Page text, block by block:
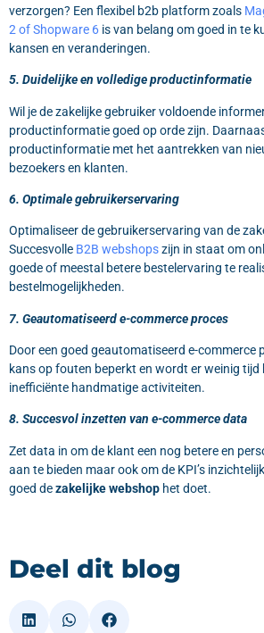
verzorgen? Een flexibel b2b platform zoals
2 of Shopware 6 is van belang om goed in te
kansen en veranderingen.
5. Duidelijke en volledige productinformatie
Wil je de zakelijke gebruiker voldoende
productinformatie goed op orde zijn.
productinformatie met het aantrekken van
bezoekers en klanten.
6. Optimale gebruikerservaring
Optimaliseer de gebruikerservaring van de
Succesvolle B2B webshopszijn in staat om
goede of meestal betere bestelervaring te
bestelmogelijkheden.
7. Geautomatiseerd e-commerce proces
Door een goed geautomatiseerd e-commerce
kans op fouten beperkt en wordt er weinig tijd
inefficiënte handmatige activiteiten.
8. Succesvol inzetten van e-commerce data
Zet data in om de klant een nog betere en
aan te bieden maar ook om de KPI’s
goed dezakelijke webshop het doet.
Deel dit blog